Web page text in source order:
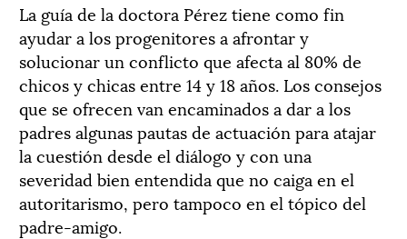
La guía de la doctora Pérez tiene como fin
ayudar a los progenitores a afrontar y
solucionar un conflicto que afecta al 80% de
chicos y chicas entre 14 y 18 años. Los consejos
que se ofrecen van encaminados a dar a los
padres algunas pautas de actuación para atajar
la cuestión desde el diálogo y con una
severidad bien entendida que no caiga en el
autoritarismo, pero tampoco en el tópico del
padre-amigo.